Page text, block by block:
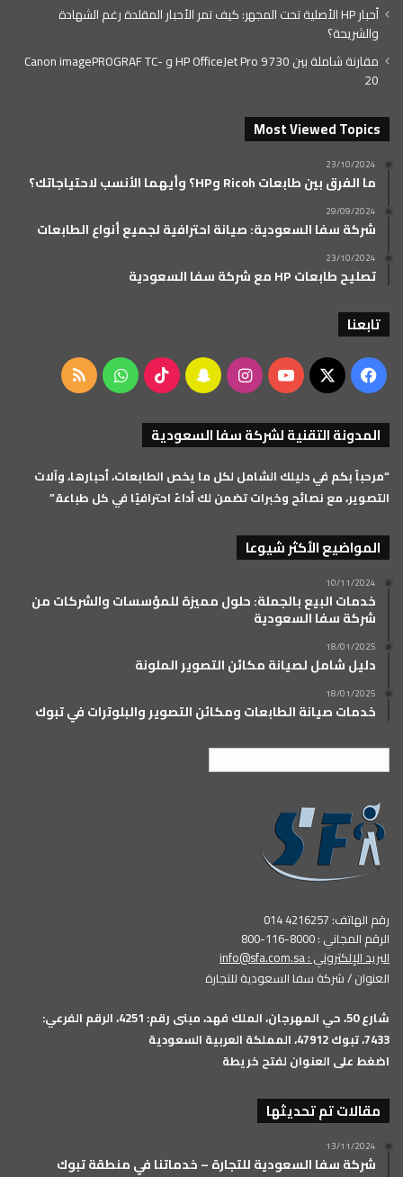
أحبار HP الأصلية تحت المجهر: كيف تمر الأحبار المقلدة رغم الشهادة
والشريحة؟
مقارنة شاملة بين HP OfficeJet Pro 9730 و Canon imagePROGRAF TC-
20
Most Viewed Topics
23/10/2024
ما الفرق بين طابعات Ricoh وHP؟ وأيهما الأنسب لاحتياجاتك؟
29/09/2024
شركة سفا السعودية: صيانة احترافية لجميع أنواع الطابعات
23/10/2024
تصليح طابعات HP مع شركة سفا السعودية
تابعنا
فيسبوك
‫X
‫YouTubeانستقرامسناب ‫TikTok واتساب ملخص
المدونة التقنية لشركة سفا السعودية
“مرحباً بكم في دليلك الشامل لكل ما يخص الطابعات، أحبارها، وآلات
التصوير، مع نصائح وخبرات تضمن لك أداءً احترافيًا في كل طباعة.”
المواضيع الأكثر شيوعا
10/11/2024
خدمات البيع بالجملة: حلول مميزة للمؤسسات والشركات من
شركة سفا السعودية
18/01/2025
دليل شامل لصيانة مكائن التصوير الملونة
18/01/2025
خدمات صيانة الطابعات ومكائن التصوير والبلوترات في تبوك
رقم الهاتف: 4216257 014
الرقم المجاني : 8000-116-800
البريد الإلكتروني :info@sfa.com.sa
العنوان / شركة سفا السعودية للتجارة
شارع 50، حي المهرجان، الملك فهد، مبنى رقم: 4251، الرقم الفرعي:
7433، تبوك 47912، المملكة العربية السعودية
اضغط على العنوان لفتح خريطة
مقالات تم تحديثها
13/11/2024
شركة سفا السعودية للتجارة – خدماتنا في منطقة تبوك